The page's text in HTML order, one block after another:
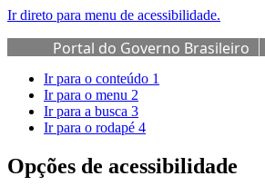
Ir direto para menu de acessibilidade.
Portal do Governo Brasileiro
de Governo
Ir para o conteúdo 1
Ir para o menu 2
Ir para a busca 3
Ir para o rodapé 4
Opções de acessibilidade